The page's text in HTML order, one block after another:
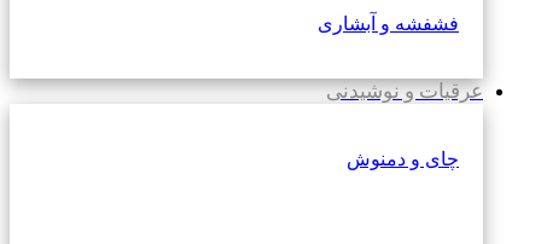
فشفشه و آبشاری
عرقیات و نوشیدنی
چای و دمنوش